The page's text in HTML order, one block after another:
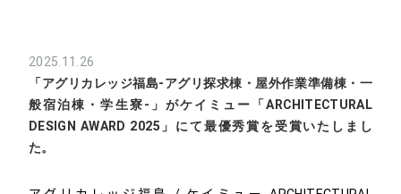
2025.11.26
「アグリカレッジ福島-アグリ探求棟・屋外作業準備棟・一
般宿泊棟・学生寮-」がケイミュー「ARCHITECTURAL
DESIGN AWARD 2025」にて最優秀賞を受賞いたしまし
た。